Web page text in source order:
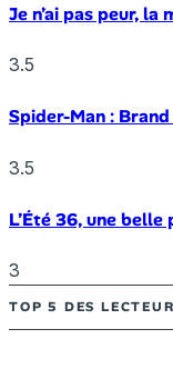
Je n’ai pas peur,
3.5
Spider-Man :
3.5
L’Été 36, une
3
TOP 5 DES